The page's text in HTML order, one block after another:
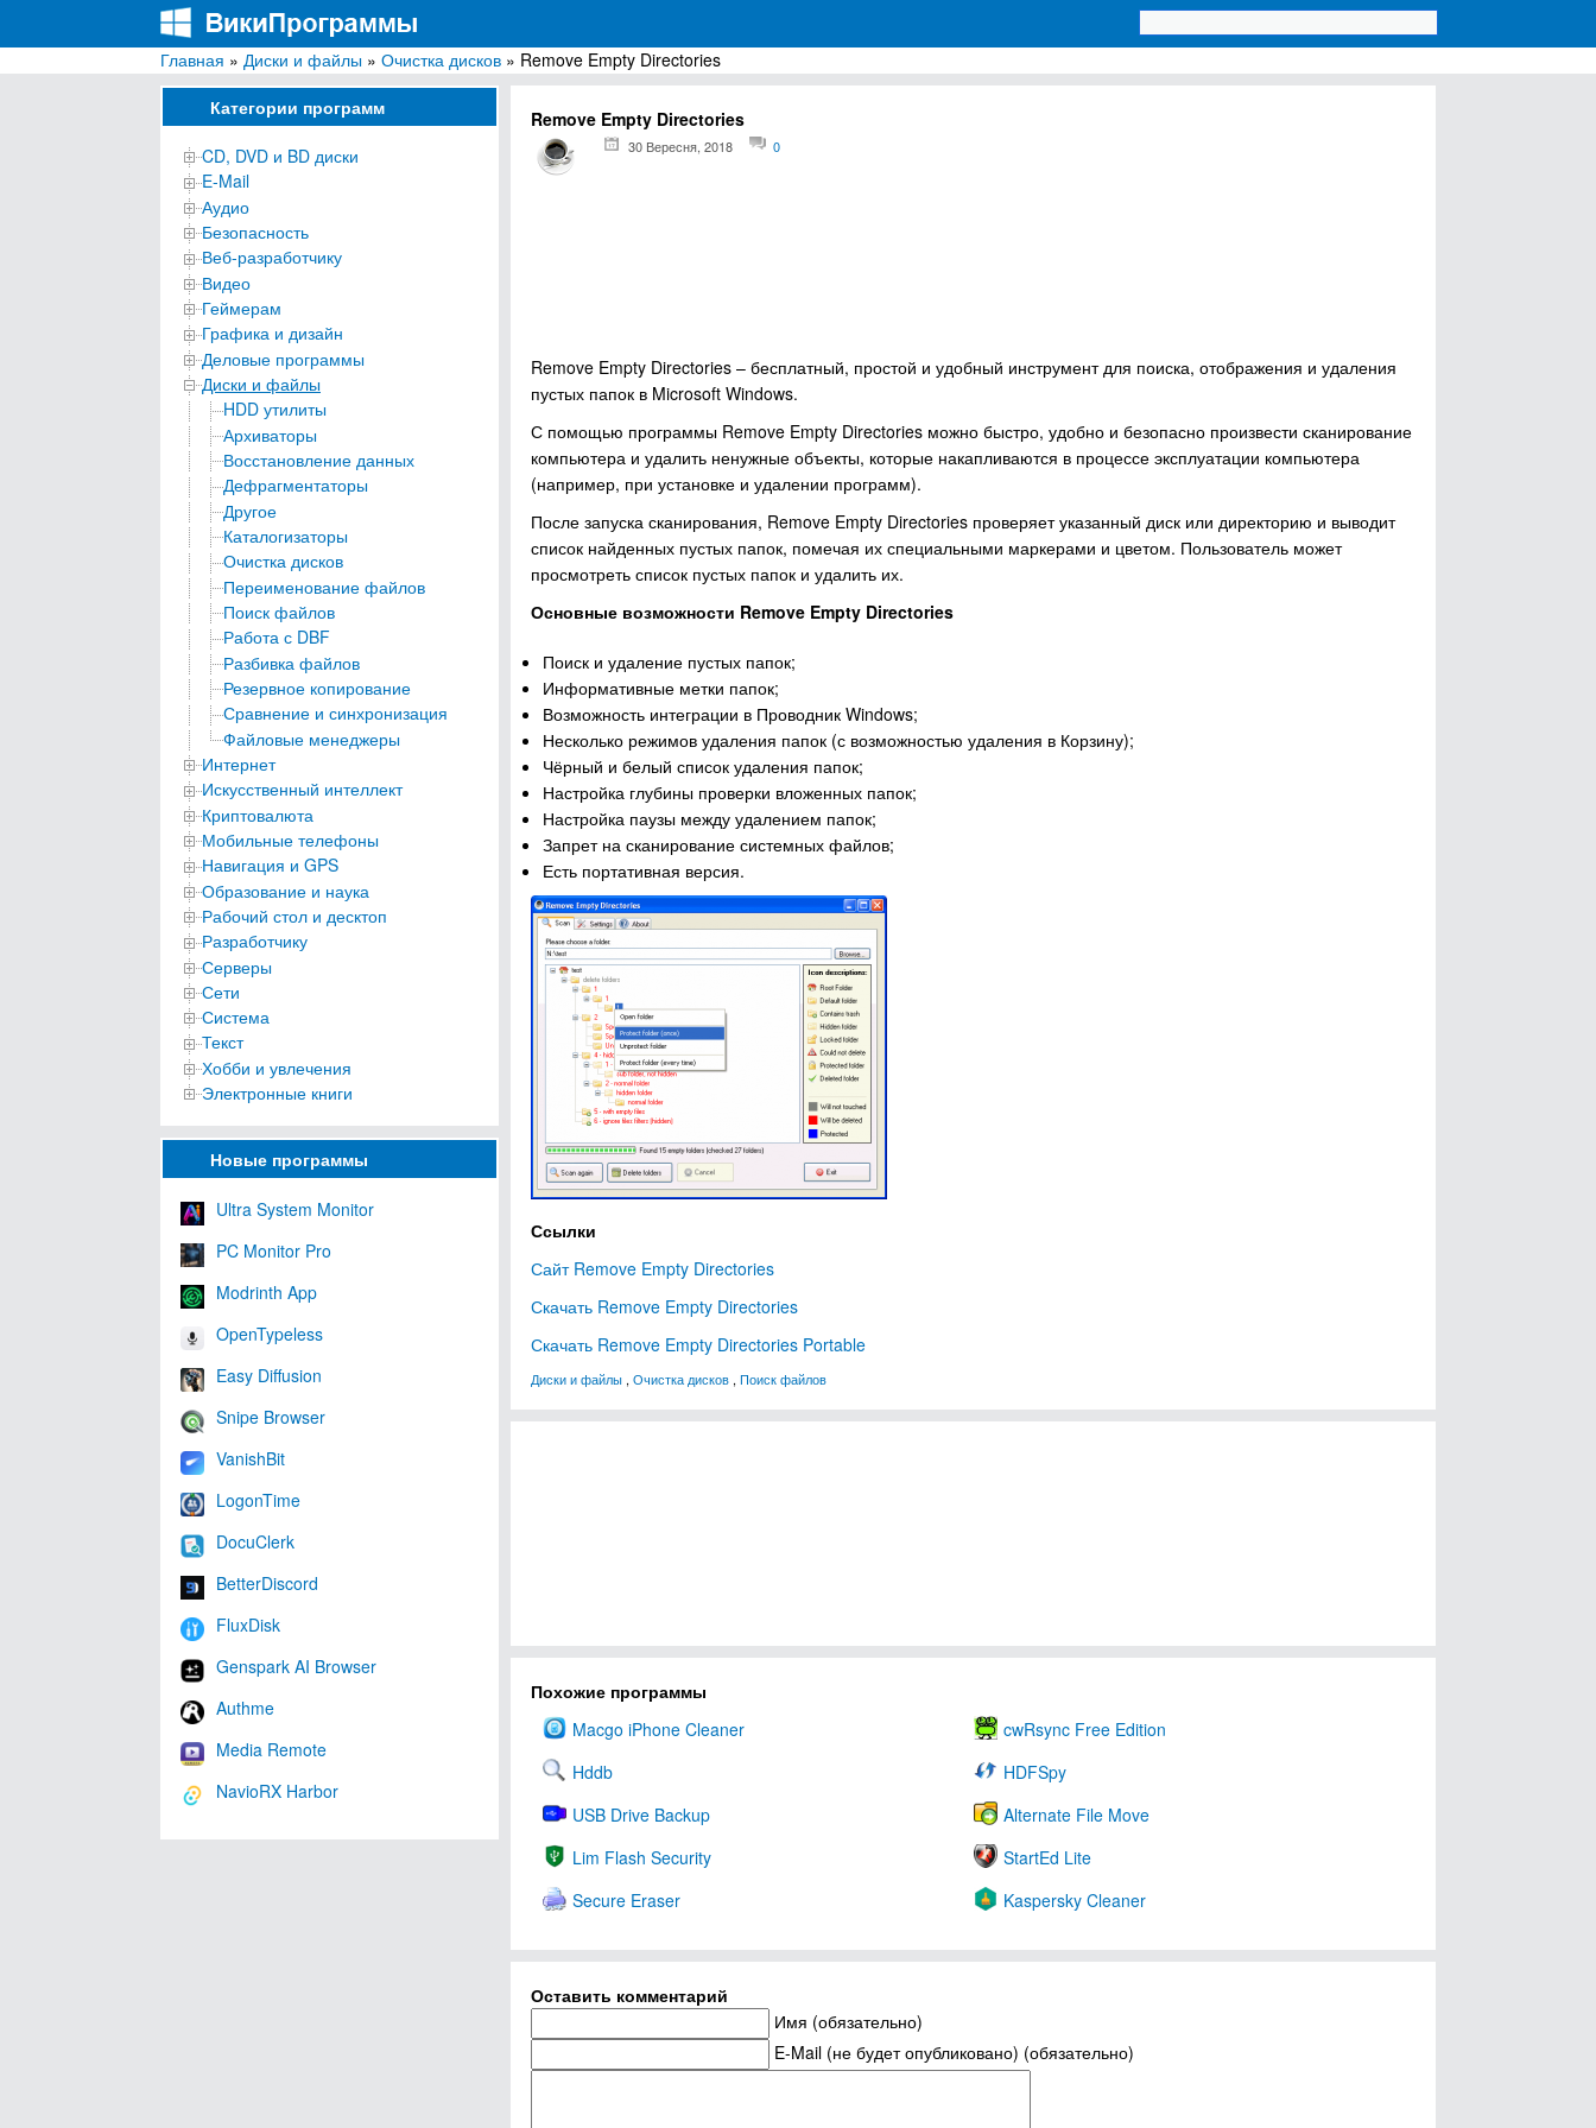
ВикиПрограммы
Энциклопедия бесплатных компьютерных программ для Windows
Главная » Диски и файлы » Очистка дисков » Remove Empty Directories
Категории программ
CD, DVD и BD диски
E-Mail
Аудио
Безопасность
Веб-разработчику
Видео
Геймерам
Графика и дизайн
Деловые программы
Диски и файлы
HDD утилиты
Архиваторы
Восстановление данных
Дефрагментаторы
Другое
Каталогизаторы
Очистка дисков
Переименование файлов
Поиск файлов
Работа с DBF
Разбивка файлов
Резервное копирование
Сравнение и синхронизация
Файловые менеджеры
Интернет
Искусственный интеллект
Криптовалюта
Мобильные телефоны
Навигация и GPS
Образование и наука
Рабочий стол и десктоп
Разработчику
Серверы
Сети
Система
Текст
Хобби и увлечения
Электронные книги
Новые программы
Ultra System Monitor
PC Monitor Pro
Modrinth App
OpenTypeless
Easy Diffusion
Snipe Browser
VanishBit
LogonTime
DocuClerk
BetterDiscord
FluxDisk
Genspark AI Browser
Authme
Media Remote
NavioRX Harbor
Remove Empty Directories
30 Вересня, 2018 0
Remove Empty Directories – бесплатный, простой и удобный инструмент для поиска, отображения и удаления
пустых папок в Microsoft Windows.
С помощью программы Remove Empty Directories можно быстро, удобно и безопасно произвести сканирование
компьютера и удалить ненужные объекты, которые накапливаются в процессе эксплуатации компьютера
(например, при установке и удалении программ).
После запуска сканирования, Remove Empty Directories проверяет указанный диск или директорию и выводит
список найденных пустых папок, помечая их специальными маркерами и цветом. Пользователь может
просмотреть список пустых папок и удалить их.
Основные возможности Remove Empty Directories
Поиск и удаление пустых папок;
Информативные метки папок;
Возможность интеграции в Проводник Windows;
Несколько режимов удаления папок (с возможностью удаления в Корзину);
Чёрный и белый список удаления папок;
Настройка глубины проверки вложенных папок;
Настройка паузы между удалением папок;
Запрет на сканирование системных файлов;
Есть портативная версия.
Ссылки
Сайт Remove Empty Directories
Скачать Remove Empty Directories
Скачать Remove Empty Directories Portable
Диски и файлы , Очистка дисков , Поиск файлов
Похожие программы
Macgo iPhone Cleaner
cwRsync Free Edition
Hddb
HDFSpy
USB Drive Backup
Alternate File Move
Lim Flash Security
StartEd Lite
Secure Eraser
Kaspersky Cleaner
Оставить комментарий
Имя (обязательно)
E-Mail (не будет опубликовано) (обязательно)